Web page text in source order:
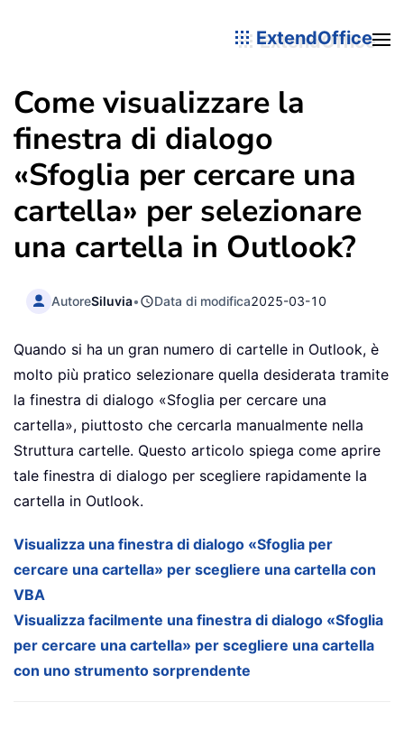
ExtendOffice
Come visualizzare la
finestra di dialogo
«Sfoglia per cercare una
cartella» per selezionare
una cartella in Outlook?
AutoreSiluvia• Data di modifica2025-03-10
Quando si ha un gran numero di cartelle in Outlook, è
molto più pratico selezionare quella desiderata tramite
la finestra di dialogo «Sfoglia per cercare una
cartella», piuttosto che cercarla manualmente nella
Struttura cartelle. Questo articolo spiega come aprire
tale finestra di dialogo per scegliere rapidamente la
cartella in Outlook.
Visualizza una finestra di dialogo «Sfoglia per
cercare una cartella» per scegliere una cartella con
VBA
Visualizza facilmente una finestra di dialogo «Sfoglia
per cercare una cartella» per scegliere una cartella
con uno strumento sorprendente